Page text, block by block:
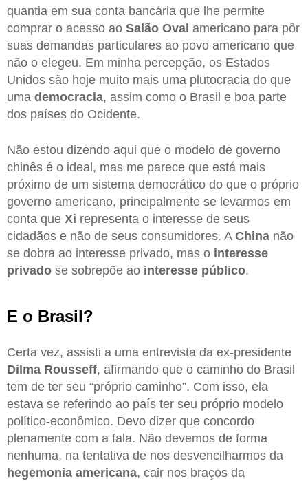
quantia em sua conta bancária que lhe permite
comprar o acesso ao Salão Oval americano para pôr
suas demandas particulares ao povo americano que
não o elegeu. Em minha percepção, os Estados
Unidos são hoje muito mais uma plutocracia do que
uma democracia, assim como o Brasil e boa parte
dos países do Ocidente.
Não estou dizendo aqui que o modelo de governo
chinês é o ideal, mas me parece que está mais
próximo de um sistema democrático do que o próprio
governo americano, principalmente se levarmos em
conta que Xi representa o interesse de seus
cidadãos e não de seus consumidores. A China não
se dobra ao interesse privado, mas o interesse
privado se sobrepõe ao interesse público.
E o Brasil?
Certa vez, assisti a uma entrevista da ex-presidente
Dilma Rousseff, afirmando que o caminho do Brasil
tem de ter seu “próprio caminho”. Com isso, ela
estava se referindo ao país ter seu próprio modelo
político-econômico. Devo dizer que concordo
plenamente com a fala. Não devemos de forma
nenhuma, na tentativa de nos desvencilharmos da
hegemonia americana, cair nos braços da